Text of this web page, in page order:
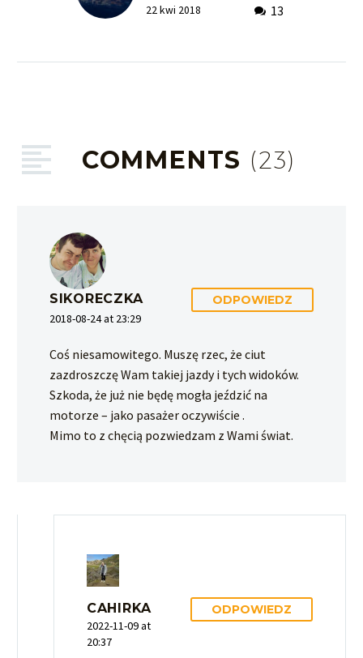
Toskanii?
13
22 kwi 2018
COMMENTS (23)
SIKORECZKA
2018-08-24 at 23:29
ODPOWIEDZ
Coś niesamowitego. Muszę rzec, że ciut
zazdroszczę Wam takiej jazdy i tych widoków.
Szkoda, że już nie będę mogła jeździć na
motorze – jako pasażer oczywiście .
Mimo to z chęcią pozwiedzam z Wami świat.
CAHIRKA
2022-11-09 at
20:37
ODPOWIEDZ